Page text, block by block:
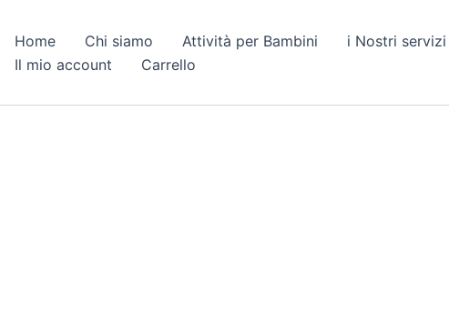
Home Chi siamo Attività per Bambini i Nostri servizi
Il mio account
Carrello